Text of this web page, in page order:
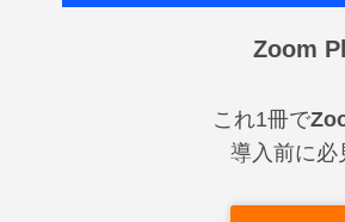
Zoom
これ1冊で
導入前に必